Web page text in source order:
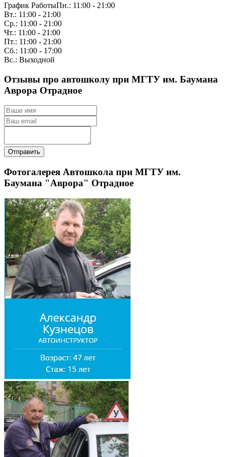
График РаботыПн.: 11:00 - 21:00
Вт.: 11:00 - 21:00
Ср.: 11:00 - 21:00
Чт.: 11:00 - 21:00
Пт.: 11:00 - 21:00
Сб.: 11:00 - 17:00
Вс.: Выходной
Отзывы про автошколу при МГТУ им. Баумана
Аврора Отрадное
Отправить
Фотогалерея Автошкола при МГТУ им.
Баумана "Аврора" Отрадное